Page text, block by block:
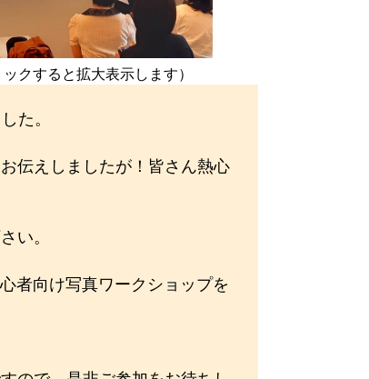
ックすると拡大表示します）
た。
伝えしましたが！皆さん熱心
い。
者向け写真ワークショップを